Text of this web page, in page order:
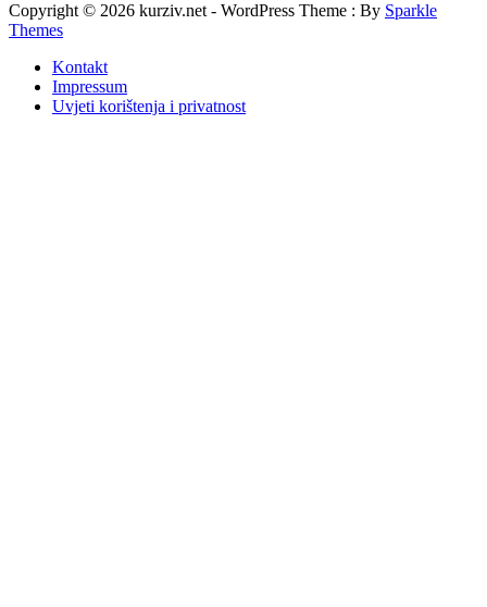
Copyright © 2026 kurziv.net - WordPress Theme : By Sparkle
Themes
Kontakt
Impressum
Uvjeti korištenja i privatnost